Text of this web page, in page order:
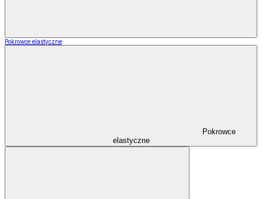
Pokrowce elastyczne
Pokrowce
elastyczne